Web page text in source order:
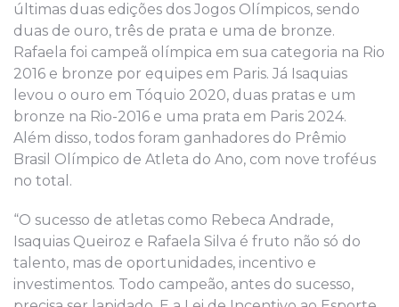
últimas duas edições dos Jogos Olímpicos, sendo
duas de ouro, três de prata e uma de bronze.
Rafaela foi campeã olímpica em sua categoria na Rio
2016 e bronze por equipes em Paris. Já Isaquias
levou o ouro em Tóquio 2020, duas pratas e um
bronze na Rio-2016 e uma prata em Paris 2024.
Além disso, todos foram ganhadores do Prêmio
Brasil Olímpico de Atleta do Ano, com nove troféus
no total.
“O sucesso de atletas como Rebeca Andrade,
Isaquias Queiroz e Rafaela Silva é fruto não só do
talento, mas de oportunidades, incentivo e
investimentos. Todo campeão, antes do sucesso,